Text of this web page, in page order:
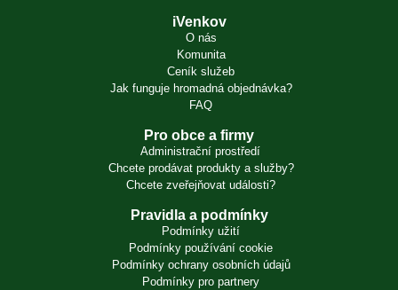
iVenkov
O nás
Komunita
Ceník služeb
Jak funguje hromadná objednávka?
FAQ
Pro obce a firmy
Administrační prostředí
Chcete prodávat produkty a služby?
Chcete zveřejňovat události?
Pravidla a podmínky
Podmínky užití
Podmínky používání cookie
Podmínky ochrany osobních údajů
Podmínky pro partnery